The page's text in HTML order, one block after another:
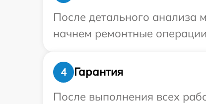
После детального анализа
начнем ремонтные
4
Гарантия
После выполнения всех